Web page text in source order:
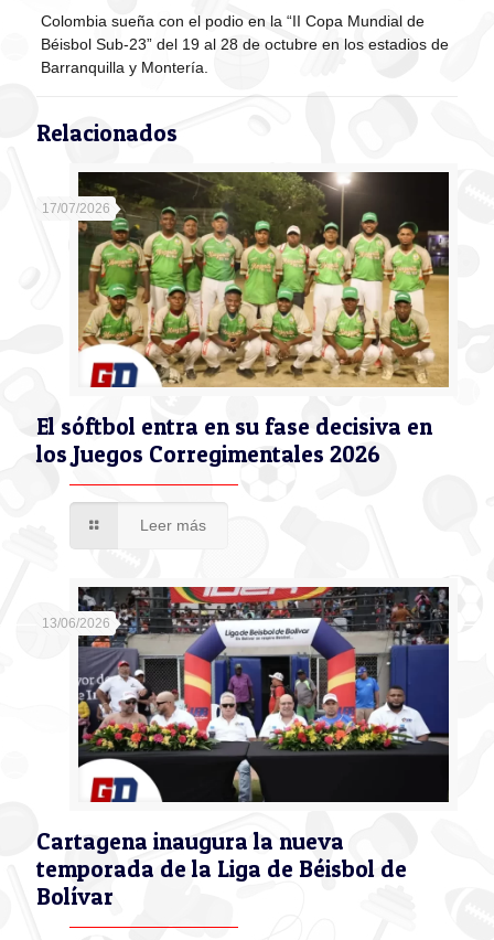
Colombia sueña con el podio en la “II Copa Mundial de
Béisbol Sub-23” del 19 al 28 de octubre en los estadios de
Barranquilla y Montería.
Relacionados
17/07/2026
El sóftbol entra en su fase decisiva en
los Juegos Corregimentales 2026
Leer más
13/06/2026
Cartagena inaugura la nueva
temporada de la Liga de Béisbol de
Bolívar